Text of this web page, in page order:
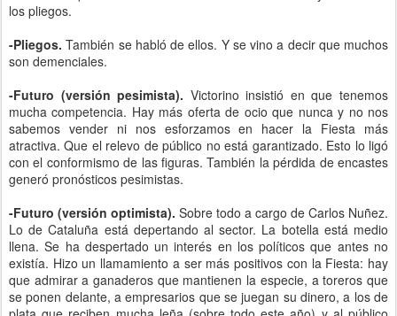
los pliegos.
-Pliegos. También se habló de ellos. Y se vino a decir que muchos
son demenciales.
-Futuro (versión pesimista). Victorino insistió en que tenemos
mucha competencia. Hay más oferta de ocio que nunca y no nos
sabemos vender ni nos esforzamos en hacer la Fiesta más
atractiva. Que el relevo de público no está garantizado. Esto lo ligó
con el conformismo de las figuras. También la pérdida de encastes
generó pronósticos pesimistas.
-Futuro (versión optimista). Sobre todo a cargo de Carlos Nuñez.
Lo de Cataluña está depertando al sector. La botella está medio
llena. Se ha despertado un interés en los políticos que antes no
existía. Hizo un llamamiento a ser más positivos con la Fiesta: hay
que admirar a ganaderos que mantienen la especie, a toreros que
se ponen delante, a empresarios que se juegan su dinero, a los de